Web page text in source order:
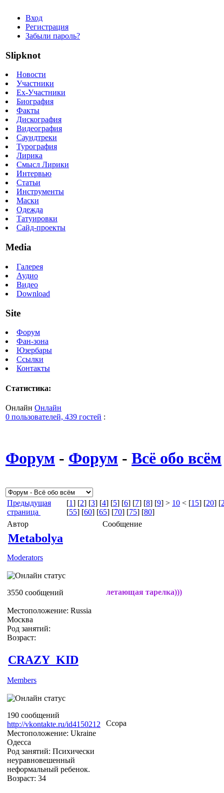
Вход
Регистрация
Забыли пароль?
Slipknot
Новости
Участники
Ex-Участники
Биография
Факты
Дискография
Видеография
Саундтреки
Турография
Лирика
Смысл Лирики
Интервью
Статьи
Инструменты
Маски
Одежда
Татуировки
Сайд-проекты
Media
Галерея
Аудио
Видео
Download
Site
Форум
Фан-зона
Юзербары
Ссылки
Контакты
Статистика:
Онлайн Онлайн
0 пользователей, 439 гостей :
Форум - Форум - Всё обо всём
Предыдущая
страница
[1] [2] [3] [4] [5] [6] [7] [8] [9] > 10 < [15] [20] [
[55] [60] [65] [70] [75] [80]
Автор
Сообщение
Metabolya
Moderators
3550 сообщений
Местоположение: Russia
Москва
Род занятий:
Возраст:
летающая тарелка)))
CRAZY_KID
Members
190 сообщений
http://vkontakte.ru/id4150212
Местоположение: Ukraine
Одесса
Род занятий: Психически
неуравновешенный
неформальный ребенок.
Возраст: 34
Ссора